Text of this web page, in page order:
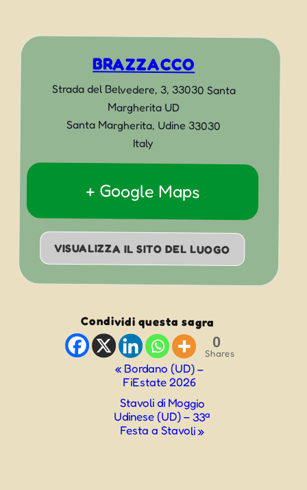
BRAZZACCO
Strada del Belvedere, 3, 33030 Santa
Margherita UD
Santa Margherita, Udine 33030
Italy
+ Google Maps
VISUALIZZA IL SITO DEL LUOGO
Condividi questa sagra
0
Shares
«Bordano (UD) –
FiEstate 2026
Stavoli di Moggio
Udinese (UD) – 33ª
Festa a Stavoli»